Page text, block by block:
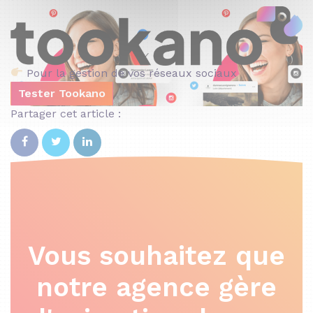
Pour la gestion de vos réseaux sociaux
Tester Tookano
Partager cet article :
Vous souhaitez que
notre agence gère